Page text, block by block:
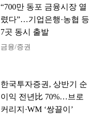
“700만 동포 금융시장 열
렸다”…기업은행·농협 등
7곳 동시 출발
금융/증권
한국투자증권, 상반기 순
이익 전년比 70%…브로
커리지·WM ‘쌍끌이’